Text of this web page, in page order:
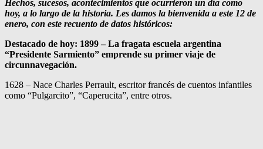
Hechos, sucesos, acontecimientos que ocurrieron un día como
hoy, a lo largo de la historia. Les damos la bienvenida a este 12 de
enero, con este recuento de datos históricos:
Destacado de hoy: 1899 – La fragata escuela argentina
“Presidente Sarmiento” emprende su primer viaje de
circunnavegación.
1628 – Nace Charles Perrault, escritor francés de cuentos infantiles
como “Pulgarcito”, “Caperucita”, entre otros.